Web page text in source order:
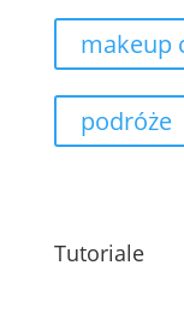
makeup
podróże
Tutoriale